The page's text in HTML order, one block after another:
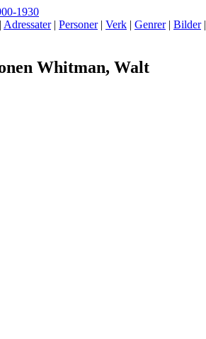
Adressater| Personer| Verk | Genrer| Bilder|
Whitman, Walt